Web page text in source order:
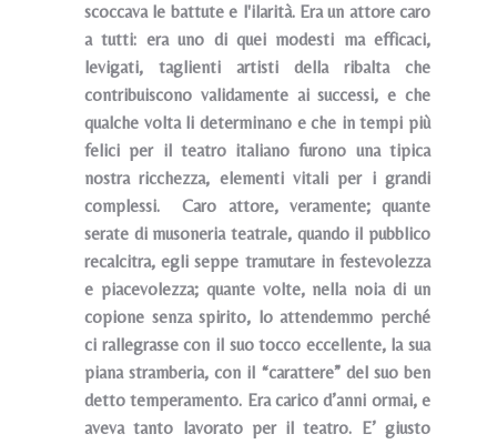
scoccava le battute e l'ilarità. Era un attore caro
a tutti: era uno di quei modesti ma efficaci,
levigati, taglienti artisti della ribalta che
contribuiscono validamente ai successi, e che
qualche volta li determinano e che in tempi più
felici per il teatro italiano furono una tipica
nostra ricchezza, elementi vitali per i grandi
complessi. Caro attore, veramente; quante
serate di musoneria teatrale, quando il pubblico
recalcitra, egli seppe tramutare in festevolezza
e piacevolezza; quante volte, nella noia di un
copione senza spirito, lo attendemmo perché
ci rallegrasse con il suo tocco eccellente, la sua
piana stramberia, con il “carattere” del suo ben
detto temperamento. Era carico d’anni ormai, e
aveva tanto lavorato per il teatro. E’ giusto